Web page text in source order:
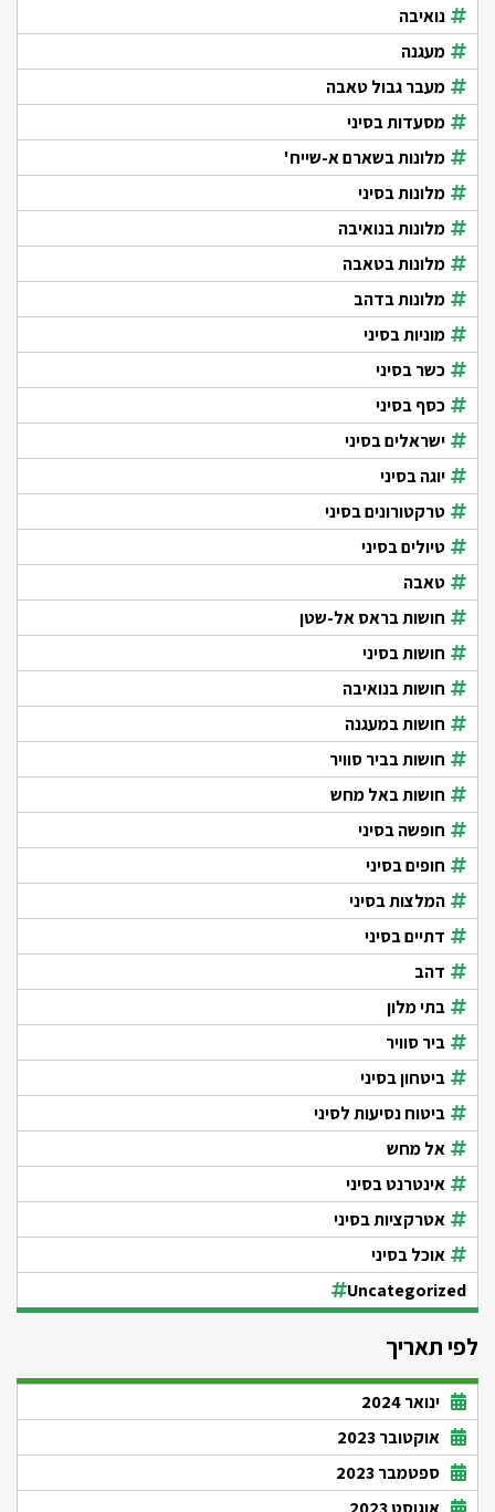
נואיבה
מעגנה
מעבר גבול טאבה
מסעדות בסיני
מלונות בשארם א-שייח'
מלונות בסיני
מלונות בנואיבה
מלונות בטאבה
מלונות בדהב
מוניות בסיני
כשר בסיני
כסף בסיני
ישראלים בסיני
יוגה בסיני
טרקטורונים בסיני
טיולים בסיני
טאבה
חושות בראס אל-שטן
חושות בסיני
חושות בנואיבה
חושות במעגנה
חושות בביר סוויר
חושות באל מחש
חופשה בסיני
חופים בסיני
המלצות בסיני
דתיים בסיני
דהב
בתי מלון
ביר סוויר
ביטחון בסיני
ביטוח נסיעות לסיני
אל מחש
אינטרנט בסיני
אטרקציות בסיני
אוכל בסיני
Uncategorized
לפי תאריך
ינואר 2024
אוקטובר 2023
ספטמבר 2023